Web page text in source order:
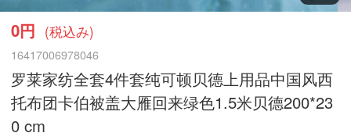
0円 (税込み)
16417006978046
罗莱家纺全套4件套纯可顿贝德上用品中国风西
托布团卡伯被盖大雁回来绿色1.5米贝德200*23
0 cm